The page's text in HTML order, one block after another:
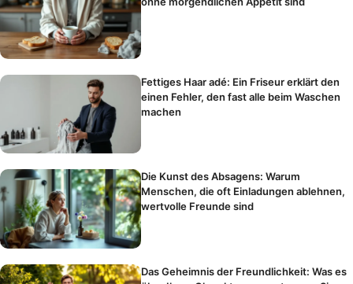
Fettiges Haar adé: Ein Friseur erklärt den
einen Fehler, den fast alle beim Waschen
machen
Die Kunst des Absagens: Warum
Menschen, die oft Einladungen ablehnen,
wertvolle Freunde sind
Das Geheimnis der Freundlichkeit: Was es